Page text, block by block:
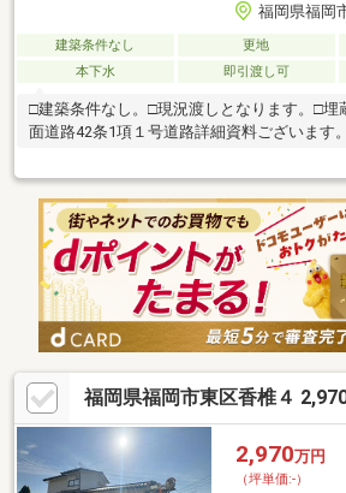
福岡県福岡
建築条件なし 更地
本下水
即引渡し可
□建築条件なし。□現況渡しとなります。□埋
面道路42条1項１号道路詳細資料ございます
福岡県福岡市東区香椎４
2,970万円
（坪単価:-）